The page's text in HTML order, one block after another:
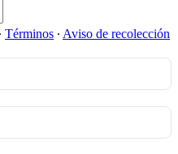
∙ Términos ∙ Aviso de recolección